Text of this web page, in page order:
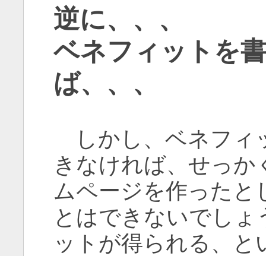
逆に、、、
ベネフィットを
ば、、、
しかし、ベネフィ
きなければ、せっ
ムページを作ったと
とはできないでし
ットが得られる、